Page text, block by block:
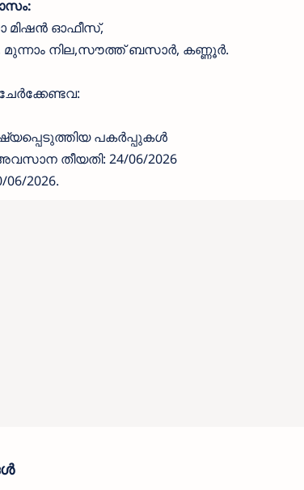
മിഷൻ ഓഫീസ്,
നില,സൗത്ത് ബസാർ, കണ്ണൂർ.
പകർപ്പുകൾ
തീയതി: 24/06/2026
2026.